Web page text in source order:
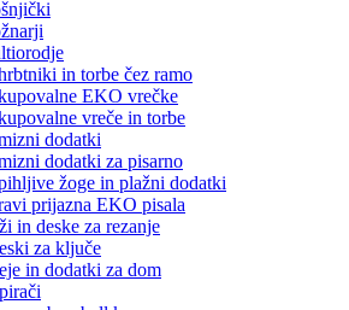
in torbe čez ramo
EKO vrečke
vreče in torbe
dodatki
dodatki za pisarno
žoge in plažni dodatki
prijazna EKO pisala
in deske za rezanje
za ključe
in dodatki za dom